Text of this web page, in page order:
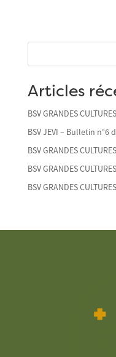
Articles
BSV GRANDES
BSV JEVI – Bulletin n°6
BSV GRANDES
BSV GRANDES
BSV GRANDES